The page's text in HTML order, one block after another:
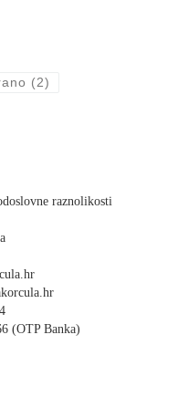
(2)
raznolikosti
(OTP Banka)